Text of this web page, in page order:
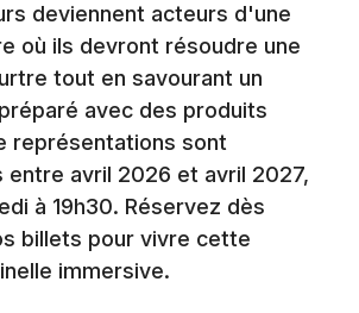
dans la Loire
en Rhône-Alpes
en Auvergne-Rhône-Alpes
deviennent acteurs d'une
où ils devront résoudre une
tout en savourant un
avec des produits
représentations sont
entre avril 2026 et avril 2027,
à 19h30. Réservez dès
billets pour vivre cette
immersive.